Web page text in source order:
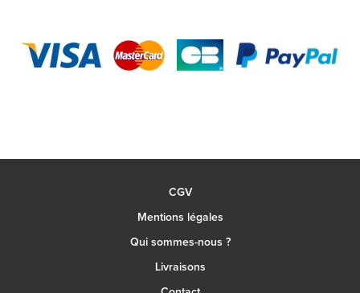
CGV
Mentions légales
Qui sommes-nous ?
Livraisons